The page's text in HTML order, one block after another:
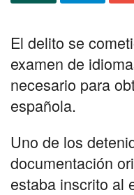
El delito se
examen de
necesario para
española.
Uno de los
documentación
estaba inscrito al